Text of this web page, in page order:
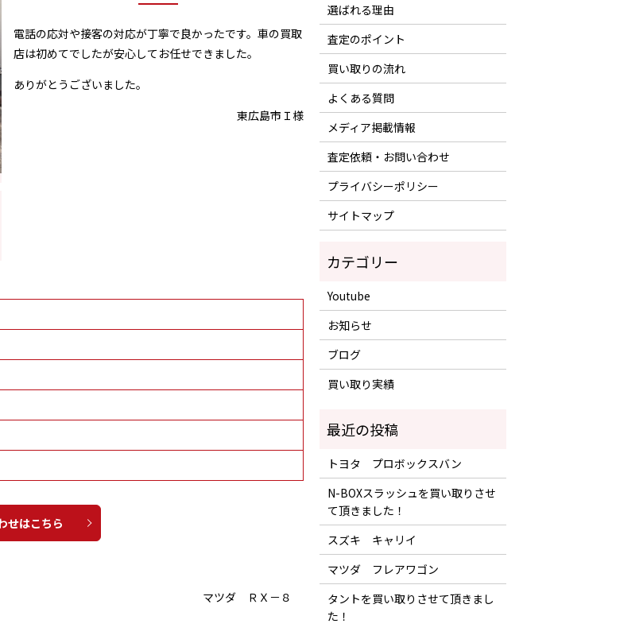
電話の応対や接客の対応が丁寧で良かったです。車の買取
店は初めてでしたが安心してお任せできました。
ありがとうございました。
東広島市Ｉ様
せはこちら
マツダ ＲＸ－８
選ばれる理由
査定のポイント
買い取りの流れ
よくある質問
メディア掲載情報
査定依頼・お問い合わせ
プライバシーポリシー
サイトマップ
Youtube
お知らせ
ブログ
買い取り実績
トヨタ プロボックスバン
N-BOXスラッシュを買い取りさせ
て頂きました！
スズキ キャリイ
マツダ フレアワゴン
タントを買い取りさせて頂きまし
た！